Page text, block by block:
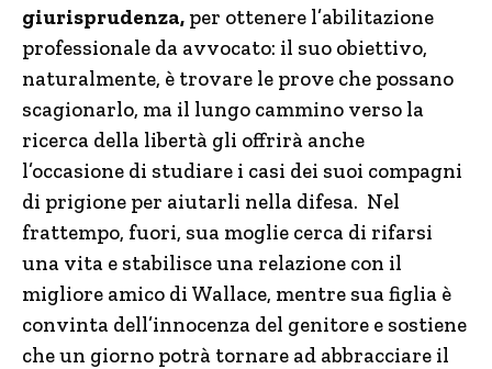
giurisprudenza, per ottenere l’abilitazione
professionale da avvocato: il suo obiettivo,
naturalmente, è trovare le prove che possano
scagionarlo, ma il lungo cammino verso la
ricerca della libertà gli offrirà anche
l’occasione di studiare i casi dei suoi compagni
di prigione per aiutarli nella difesa. Nel
frattempo, fuori, sua moglie cerca di rifarsi
una vita e stabilisce una relazione con il
migliore amico di Wallace, mentre sua figlia è
convinta dell’innocenza del genitore e sostiene
che un giorno potrà tornare ad abbracciare il